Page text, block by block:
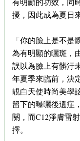
擾，因此成為夏日
「你的臉上是不
為有明顯的曬斑，
誤以為臉上有髒汙
年夏季來臨前，決
靚白天使時尚美學
留下的曝曬後遺症
關，而C12淨膚雷
擇。